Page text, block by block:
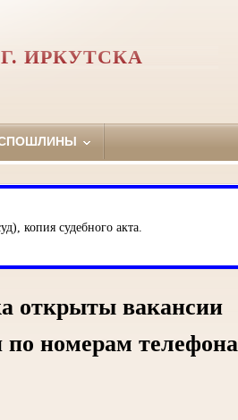
ИРКУТСКА
копия судебного акта.
открыты вакансии
по номерам телефона